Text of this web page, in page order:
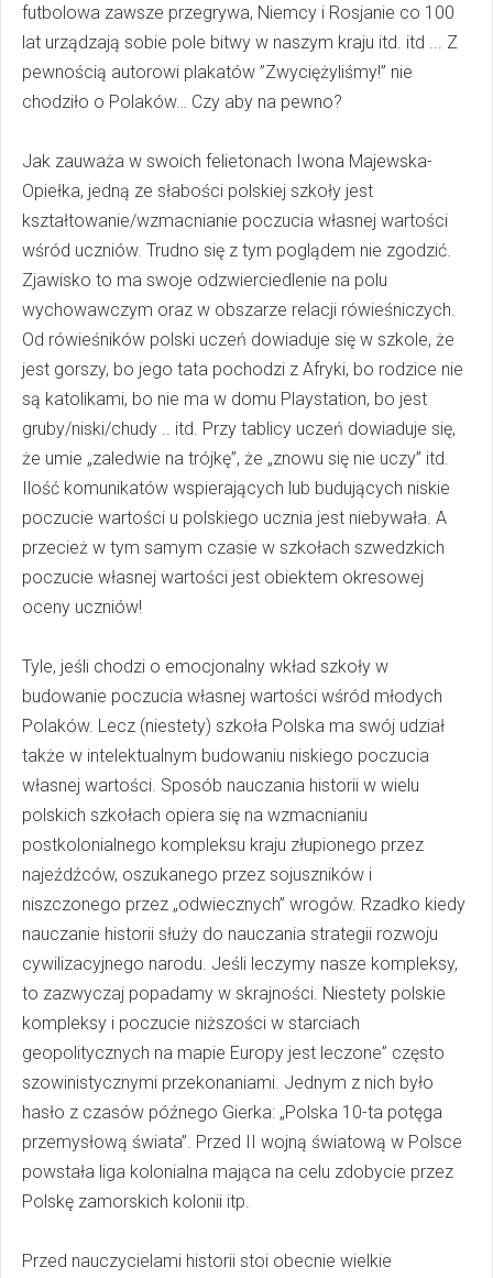
futbolowa zawsze przegrywa, Niemcy i Rosjanie co 100
lat urządzają sobie pole bitwy w naszym kraju itd. itd ... Z
pewnością autorowi plakatów ”Zwyciężyliśmy!” nie
chodziło o Polaków… Czy aby na pewno?
Jak zauważa w swoich felietonach Iwona Majewska-
Opiełka, jedną ze słabości polskiej szkoły jest
kształtowanie/wzmacnianie poczucia własnej wartości
wśród uczniów. Trudno się z tym poglądem nie zgodzić.
Zjawisko to ma swoje odzwierciedlenie na polu
wychowawczym oraz w obszarze relacji rówieśniczych.
Od rówieśników polski uczeń dowiaduje się w szkole, że
jest gorszy, bo jego tata pochodzi z Afryki, bo rodzice nie
są katolikami, bo nie ma w domu Playstation, bo jest
gruby/niski/chudy .. itd. Przy tablicy uczeń dowiaduje się,
że umie „zaledwie na trójkę”, że „znowu się nie uczy” itd.
Ilość komunikatów wspierających lub budujących niskie
poczucie wartości u polskiego ucznia jest niebywała. A
przecież w tym samym czasie w szkołach szwedzkich
poczucie własnej wartości jest obiektem okresowej
oceny uczniów!
Tyle, jeśli chodzi o emocjonalny wkład szkoły w
budowanie poczucia własnej wartości wśród młodych
Polaków. Lecz (niestety) szkoła Polska ma swój udział
także w intelektualnym budowaniu niskiego poczucia
własnej wartości. Sposób nauczania historii w wielu
polskich szkołach opiera się na wzmacnianiu
postkolonialnego kompleksu kraju złupionego przez
najeźdźców, oszukanego przez sojuszników i
niszczonego przez „odwiecznych” wrogów. Rzadko kiedy
nauczanie historii służy do nauczania strategii rozwoju
cywilizacyjnego narodu. Jeśli leczymy nasze kompleksy,
to zazwyczaj popadamy w skrajności. Niestety polskie
kompleksy i poczucie niższości w starciach
geopolitycznych na mapie Europy jest leczone” często
szowinistycznymi przekonaniami. Jednym z nich było
hasło z czasów późnego Gierka: „Polska 10-ta potęga
przemysłową świata”. Przed II wojną światową w Polsce
powstała liga kolonialna mająca na celu zdobycie przez
Polskę zamorskich kolonii itp.
Przed nauczycielami historii stoi obecnie wielkie